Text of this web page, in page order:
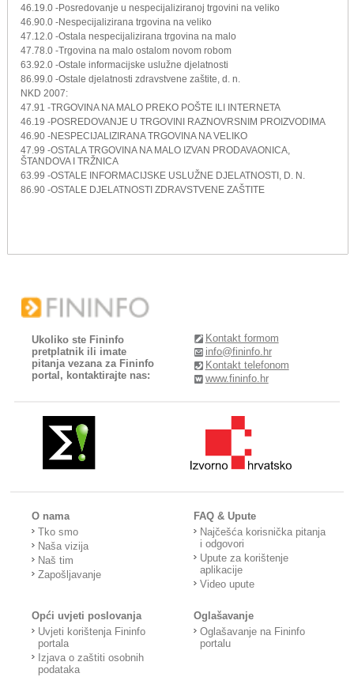
46.19.0 -Posredovanje u nespecijaliziranoj trgovini na veliko
46.90.0 -Nespecijalizirana trgovina na veliko
47.12.0 -Ostala nespecijalizirana trgovina na malo
47.78.0 -Trgovina na malo ostalom novom robom
63.92.0 -Ostale informacijske uslužne djelatnosti
86.99.0 -Ostale djelatnosti zdravstvene zaštite, d. n.
NKD 2007:
47.91 -TRGOVINA NA MALO PREKO POŠTE ILI INTERNETA
46.19 -POSREDOVANJE U TRGOVINI RAZNOVRSNIM PROIZVODIMA
46.90 -NESPECIJALIZIRANA TRGOVINA NA VELIKO
47.99 -OSTALA TRGOVINA NA MALO IZVAN PRODAVAONICA,
ŠTANDOVA I TRŽNICA
63.99 -OSTALE INFORMACIJSKE USLUŽNE DJELATNOSTI, D. N.
86.90 -OSTALE DJELATNOSTI ZDRAVSTVENE ZAŠTITE
Ukoliko ste Fininfo
pretplatnik ili imate
pitanja vezana za Fininfo
portal, kontaktirajte nas:
Kontakt formom
info@fininfo.hr
Kontakt telefonom
www.fininfo.hr
O nama
Tko smo
Naša vizija
Naš tim
Zapošljavanje
FAQ & Upute
Najčešća korisnička pitanja
i odgovori
Upute za korištenje
aplikacije
Video upute
Opći uvjeti poslovanja
Uvjeti korištenja Fininfo
portala
Izjava o zaštiti osobnih
podataka
Oglašavanje
Oglašavanje na Fininfo
portalu